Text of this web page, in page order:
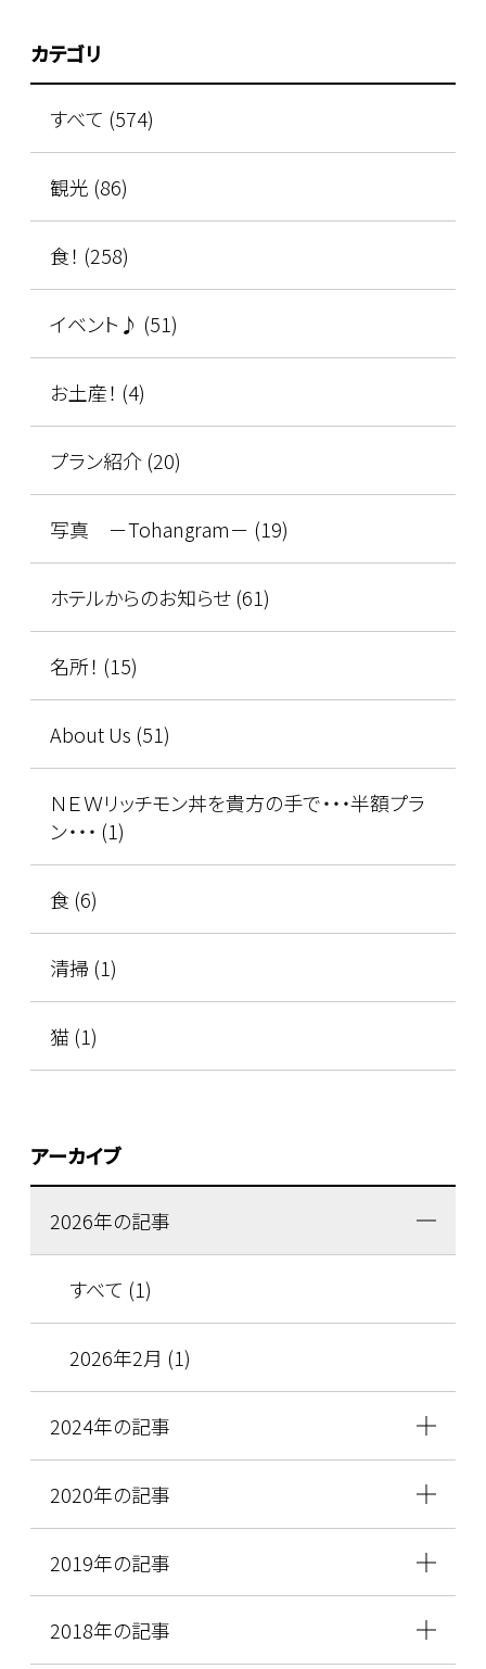
カテゴリ
すべて (574)
観光 (86)
食！ (258)
イベント♪ (51)
お土産！ (4)
プラン紹介 (20)
写真 －Tohangram－ (19)
ホテルからのお知らせ (61)
名所！ (15)
About Us (51)
ＮＥＷリッチモン丼を貴方の手で・・・半額プラ
ン・・・ (1)
食 (6)
清掃 (1)
猫 (1)
アーカイブ
2026年の記事
すべて (1)
2026年2月 (1)
2024年の記事
2020年の記事
2019年の記事
2018年の記事